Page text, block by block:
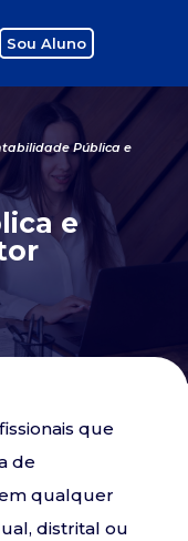
Sou Aluno
Pública e
e
que
de
qualquer
distrital ou